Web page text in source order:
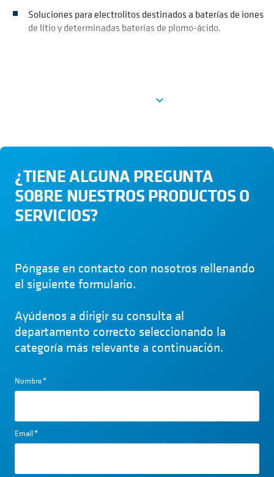
Soluciones para electrolitos destinados a baterías de iones
de litio y determinadas baterías de plomo-ácido.
expand_more
¿TIENE ALGUNA PREGUNTA
SOBRE NUESTROS PRODUCTOS O
SERVICIOS?
Póngase en contacto con nosotros rellenando
el siguiente formulario.
Ayúdenos a dirigir su consulta al
departamento correcto seleccionando la
categoría más relevante a continuación.
Nombre*
Email*